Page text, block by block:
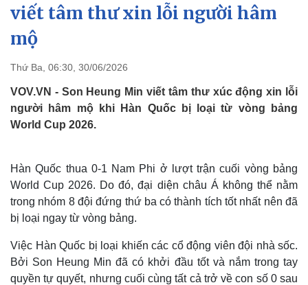
Đảng
Tổ chức nhân sự
Quốc hội
Nhận diện sự thật
Tin 24h
Dự báo thời tiết
viết tâm thư xin lỗi người hâm
mộ
Thứ Ba, 06:30, 30/06/2026
VOV.VN - Son Heung Min viết tâm thư xúc động xin lỗi
người hâm mộ khi Hàn Quốc bị loại từ vòng bảng
World Cup 2026.
Hàn Quốc thua 0-1 Nam Phi ở lượt trận cuối vòng bảng
World Cup 2026. Do đó, đại diện châu Á không thể nằm
trong nhóm 8 đội đứng thứ ba có thành tích tốt nhất nên đã
bị loại ngay từ vòng bảng.
Việc Hàn Quốc bị loại khiến các cổ động viên đội nhà sốc.
Bởi Son Heung Min đã có khởi đầu tốt và nắm trong tay
quyền tự quyết, nhưng cuối cùng tất cả trở về con số 0 sau